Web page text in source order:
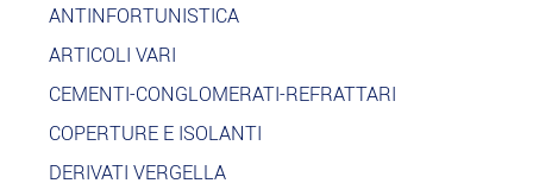
ANTINFORTUNISTICA
ARTICOLI VARI
CEMENTI-CONGLOMERATI-REFRATTARI
COPERTURE E ISOLANTI
DERIVATI VERGELLA